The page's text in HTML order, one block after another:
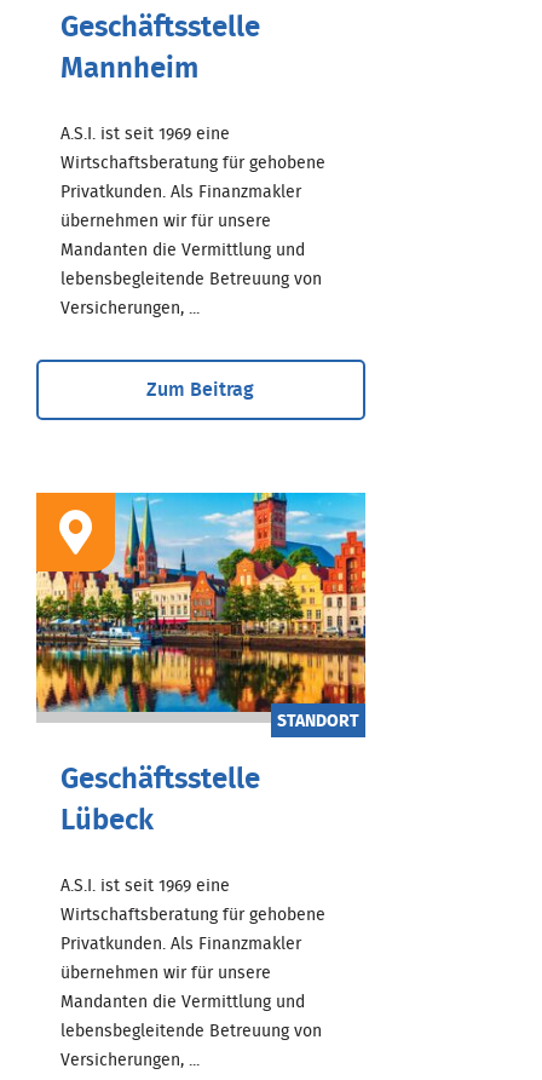
Geschäftsstelle
Mannheim
A.S.I. ist seit 1969 eine
Wirtschaftsberatung für gehobene
Privatkunden. Als Finanzmakler
übernehmen wir für unsere
Mandanten die Vermittlung und
lebensbegleitende Betreuung von
Versicherungen, ...
Zum Beitrag
STANDORT
Geschäftsstelle
Lübeck
A.S.I. ist seit 1969 eine
Wirtschaftsberatung für gehobene
Privatkunden. Als Finanzmakler
übernehmen wir für unsere
Mandanten die Vermittlung und
lebensbegleitende Betreuung von
Versicherungen, ...